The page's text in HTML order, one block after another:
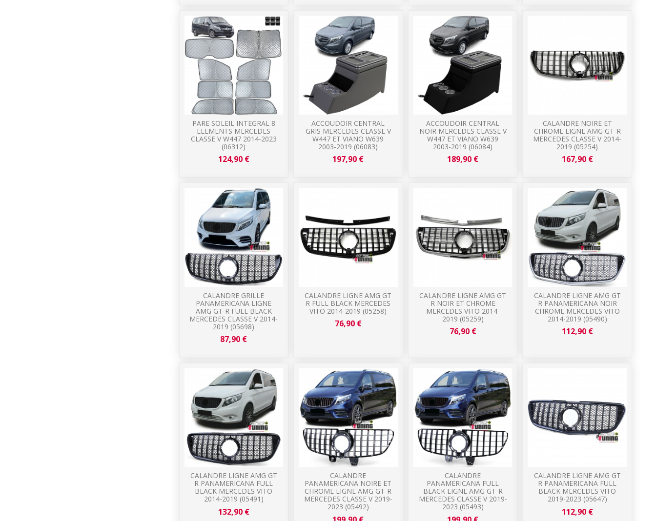
PARE SOLEIL INTEGRAL 8
ELEMENTS MERCEDES
CLASSE V W447 2014-2023
(06312)
124,90 €
ACCOUDOIR CENTRAL
GRIS MERCEDES CLASSE V
W447 ET VIANO W639
2003-2019 (06083)
197,90 €
ACCOUDOIR CENTRAL
NOIR MERCEDES CLASSE V
W447 ET VIANO W639
2003-2019 (06084)
189,90 €
CALANDRE NOIRE ET
CHROME LIGNE AMG GT-R
MERCEDES CLASSE V 2014-
2019 (05254)
167,90 €
CALANDRE GRILLE
PANAMERICANA LIGNE
AMG GT-R FULL BLACK
MERCEDES CLASSE V 2014-
2019 (05698)
87,90 €
CALANDRE LIGNE AMG GT
R FULL BLACK MERCEDES
VITO 2014-2019 (05258)
76,90 €
CALANDRE LIGNE AMG GT
R NOIR ET CHROME
MERCEDES VITO 2014-
2019 (05259)
76,90 €
CALANDRE LIGNE AMG GT
R PANAMERICANA NOIR
CHROME MERCEDES VITO
2014-2019 (05490)
112,90 €
CALANDRE LIGNE AMG GT
R PANAMERICANA FULL
BLACK MERCEDES VITO
2014-2019 (05491)
132,90 €
CALANDRE
PANAMERICANA NOIRE ET
CHROME LIGNE AMG GT-R
MERCEDES CLASSE V 2019-
2023 (05492)
CALANDRE
PANAMERICANA FULL
BLACK LIGNE AMG GT-R
MERCEDES CLASSE V 2019-
2023 (05493)
CALANDRE LIGNE AMG GT
R PANAMERICANA FULL
BLACK MERCEDES VITO
2019-2023 (05647)
112,90 €